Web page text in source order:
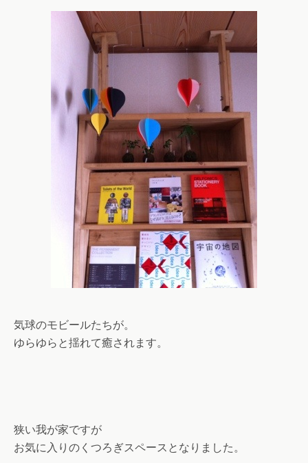
気球のモビールたちが。
ゆらゆらと揺れて癒されます。
狭い我が家ですが
お気に入りのくつろぎスペースとなりました。